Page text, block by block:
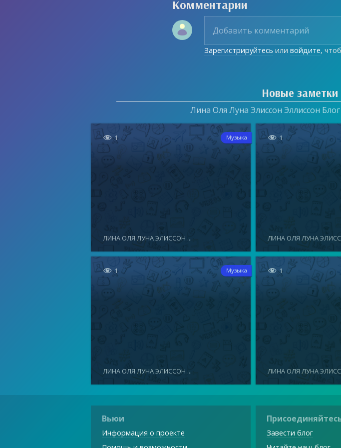
Комментарии
Зарегистрируйтесь иливойдите,
Новые заметки
Лина Оля Луна Элиссон Эллиссон
 1 Музыка
ЛИНА ОЛЯ ЛУНА ЭЛИССОН ...
 1
ЛИНА ОЛЯ ЛУНА
 1 Музыка
ЛИНА ОЛЯ ЛУНА ЭЛИССОН ...
 1
ЛИНА ОЛЯ ЛУНА
Вьюи
Информация о проекте
Завести блог